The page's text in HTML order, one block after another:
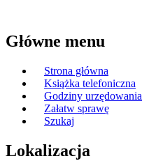
Główne menu
Strona główna
Książka telefoniczna
Godziny urzędowania
Załatw sprawę
Szukaj
Lokalizacja